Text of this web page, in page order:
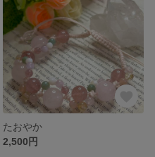
たおやか
2,500円